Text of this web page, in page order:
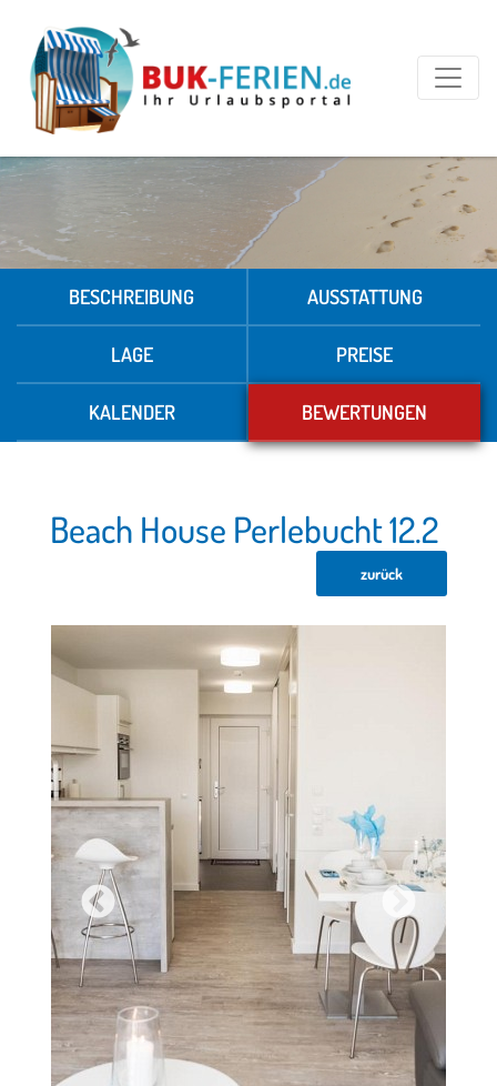
BESCHREIBUNG AUSSTATTUNG
LAGE PREISE
KALENDER BEWERTUNGEN
Beach House Perlebucht 12.2
zurück